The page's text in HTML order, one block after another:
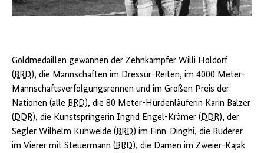
0002-
in
das
Semifinale
1964
Quelle:
BArch
Bild
183-
Goldmedaillen gewannen der Zehnkämpfer Willi Holdorf
( BRD), die Mannschaften im Dressur-Reiten, im 4000 Meter-
Mannschaftsverfolgungsrennen und im Großen Preis der
Nationen (alle BRD), die 80 Meter-Hürdenläuferin Karin Balzer
( DDR), die Kunstspringerin Ingrid Engel-Krämer ( DDR), der
Segler Wilhelm Kuhweide ( BRD) im Finn-Dinghi, die Ruderer
im Vierer mit Steuermann ( BRD), die Damen im Zweier-Kajak